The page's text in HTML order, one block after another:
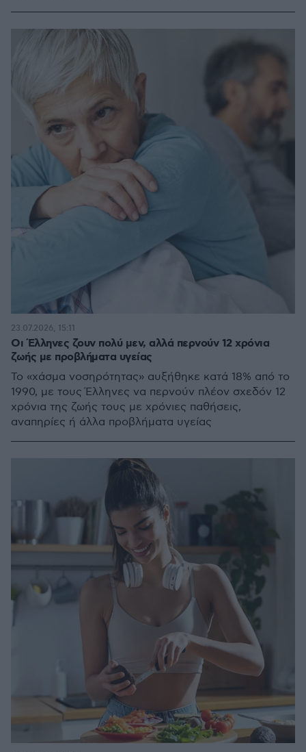
Οι Έλληνες ζουν πολύ μεν, αλλά περνούν 12 χρόνια
ζωής με προβλήματα υγείας
Το «χάσμα νοσηρότητας» αυξήθηκε κατά 18% από το
1990, με τους Έλληνες να περνούν πλέον σχεδόν 12
χρόνια της ζωής τους με χρόνιες παθήσεις,
αναπηρίες ή άλλα προβλήματα υγείας
23.07.2026, 15:11